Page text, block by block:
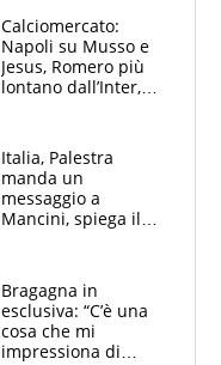
Calciomercato:
Napoli su Musso e
Jesus, Romero più
lontano dall’Inter,
tabellone
Italia, Palestra
manda un
messaggio a
Mancini, spiega il
l'alleanza con
Donnarumma
Bragagna in
esclusiva: “C’è una
cosa che mi
impressiona di